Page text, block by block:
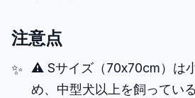
注意点
⚠️ Sサイズ（70x70cm）は
め、中型犬以上を飼ってい